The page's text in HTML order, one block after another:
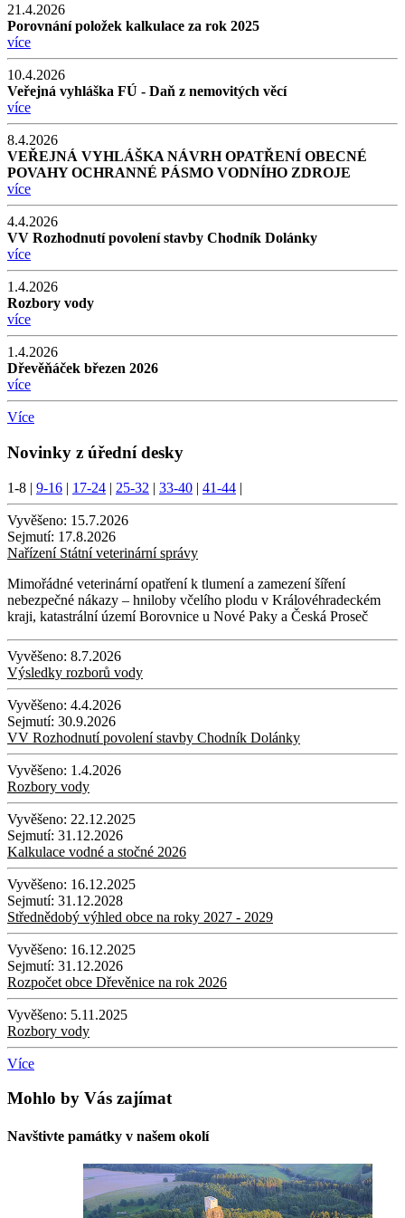
21.4.2026
Porovnání položek kalkulace za rok 2025
více
10.4.2026
Veřejná vyhláška FÚ - Daň z nemovitých věcí
více
8.4.2026
VEŘEJNÁ VYHLÁŠKA NÁVRH OPATŘENÍ OBECNÉ
POVAHY OCHRANNÉ PÁSMO VODNÍHO ZDROJE
více
4.4.2026
VV Rozhodnutí povolení stavby Chodník Dolánky
více
1.4.2026
Rozbory vody
více
1.4.2026
Dřevěňáček březen 2026
více
Více
Novinky z úřední desky
1-8 | 9-16 | 17-24 | 25-32 | 33-40 | 41-44 |
Vyvěšeno: 15.7.2026
Sejmutí: 17.8.2026
Nařízení Státní veterinární správy
Mimořádné veterinární opatření k tlumení a zamezení šíření
nebezpečné nákazy – hniloby včelího plodu v Královéhradeckém
kraji, katastrální území Borovnice u Nové Paky a Česká Proseč
Vyvěšeno: 8.7.2026
Výsledky rozborů vody
Vyvěšeno: 4.4.2026
Sejmutí: 30.9.2026
VV Rozhodnutí povolení stavby Chodník Dolánky
Vyvěšeno: 1.4.2026
Rozbory vody
Vyvěšeno: 22.12.2025
Sejmutí: 31.12.2026
Kalkulace vodné a stočné 2026
Vyvěšeno: 16.12.2025
Sejmutí: 31.12.2028
Střednědobý výhled obce na roky 2027 - 2029
Vyvěšeno: 16.12.2025
Sejmutí: 31.12.2026
Rozpočet obce Dřevěnice na rok 2026
Vyvěšeno: 5.11.2025
Rozbory vody
Více
Mohlo by Vás zajímat
Navštivte památky v našem okolí